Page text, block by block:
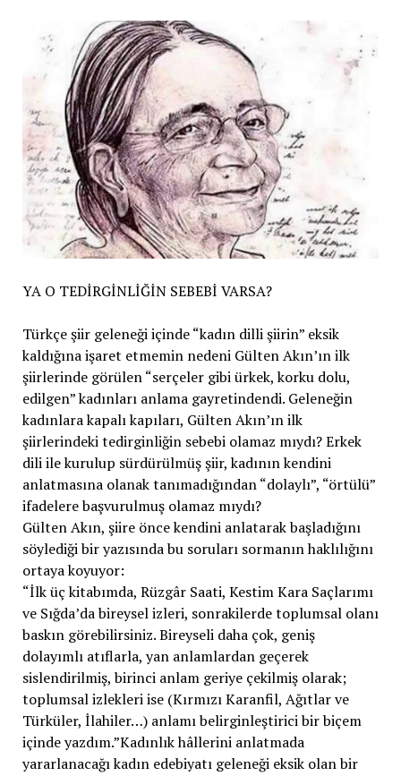
YA O TEDİRGİNLİĞİN SEBEBİ VARSA?
Türkçe şiir geleneği içinde “kadın dilli şiirin” eksik
kaldığına işaret etmemin nedeni Gülten Akın’ın ilk
şiirlerinde görülen “serçeler gibi ürkek, korku dolu,
edilgen” kadınları anlama gayretindendi. Geleneğin
kadınlara kapalı kapıları, Gülten Akın’ın ilk
şiirlerindeki tedirginliğin sebebi olamaz mıydı? Erkek
dili ile kurulup sürdürülmüş şiir, kadının kendini
anlatmasına olanak tanımadığından “dolaylı”, “örtülü”
ifadelere başvurulmuş olamaz mıydı?
Gülten Akın, şiire önce kendini anlatarak başladığını
söylediği bir yazısında bu soruları sormanın haklılığını
ortaya koyuyor:
“İlk üç kitabımda, Rüzgâr Saati, Kestim Kara Saçlarımı
ve Sığda’da bireysel izleri, sonrakilerde toplumsal olanı
baskın görebilirsiniz. Bireyseli daha çok, geniş
dolayımlı atıflarla, yan anlamlardan geçerek
sislendirilmiş, birinci anlam geriye çekilmiş olarak;
toplumsal izlekleri ise (Kırmızı Karanfil, Ağıtlar ve
Türküler, İlahiler…) anlamı belirginleştirici bir biçem
içinde yazdım.”Kadınlık hâllerini anlatmada
yararlanacağı kadın edebiyatı geleneği eksik olan bir